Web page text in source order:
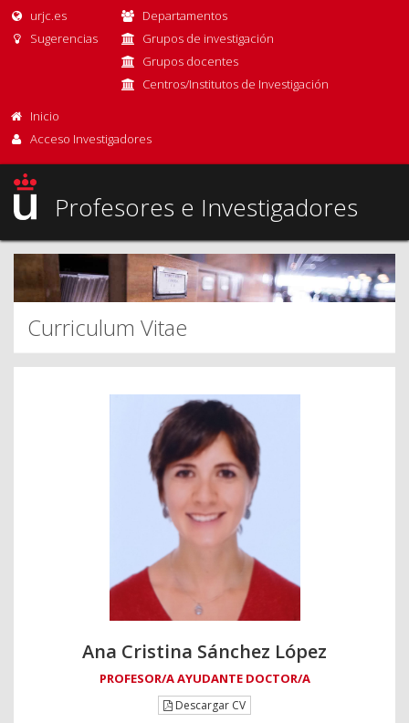
urjc.es
Sugerencias
Departamentos
Grupos de investigación
Grupos docentes
Centros/Institutos de Investigación
Inicio
Acceso Investigadores
Profesores e Investigadores
Curriculum Vitae
Ana Cristina Sánchez López
PROFESOR/A AYUDANTE DOCTOR/A
Descargar CV